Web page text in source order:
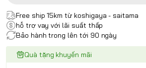
Free ship 15km từ koshigaya - saitama
hỗ trợ vay với lãi suất thấp
Bảo hành trong lên tới 90 ngày
Quà tặng khuyến mãi